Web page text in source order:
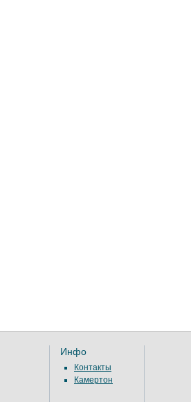
Инфо
Контакты
Камертон